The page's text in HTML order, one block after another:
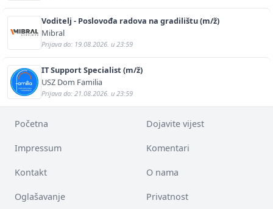
Voditelj - Poslovođa radova na gradilištu (m/ž)
Mibral
Prijava do: 19.08.2026. u 23:59
IT Support Specialist (m/ž)
USZ Dom Familia
Prijava do: 21.08.2026. u 23:59
Početna Dojavite vijest
Impressum Komentari
Kontakt O nama
Oglašavanje Privatnost